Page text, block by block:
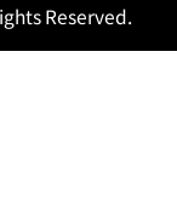
Reserved.